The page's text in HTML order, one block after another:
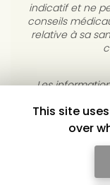
Les
indicatif et ne
conseils
Les
destinées à
une maladie.
courriels
This site
over